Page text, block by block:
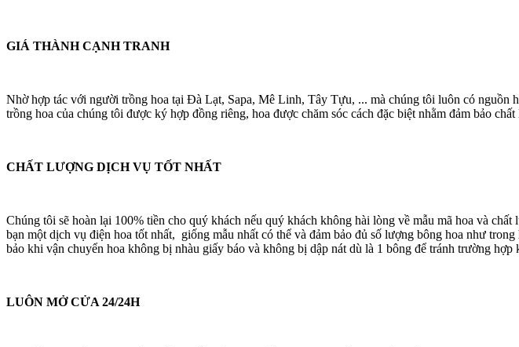
GIÁ THÀNH CẠNH TRANH
Nhờ hợp tác với người trồng hoa tại Đà Lạt, Sapa, Mê Linh, Tây Tựu, ... mà chúng tôi luôn có nguồn
trồng hoa của chúng tôi được ký hợp đồng riêng, hoa được chăm sóc cách đặc biệt nhằm đảm bảo
CHẤT LƯỢNG DỊCH VỤ TỐT NHẤT
Chúng tôi sẽ hoàn lại 100% tiền cho quý khách nếu quý khách không hài lòng về mẫu mã hoa và
bạn một dịch vụ điện hoa tốt nhất, giống mẫu nhất có thể và đảm bảo đủ số lượng bông hoa như
bảo khi vận chuyển hoa không bị nhàu giấy báo và không bị dập nát dù là 1 bông để tránh trường hợp
LUÔN MỞ CỬA 24/24H